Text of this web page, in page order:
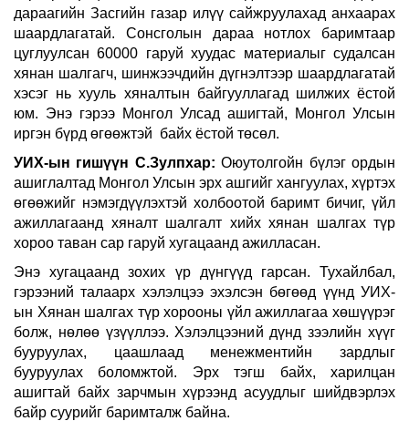
дараагийн Засгийн газар илүү сайжруулахад анхаарах
шаардлагатай. Сонсголын дараа нотлох баримтаар
цуглуулсан 60000 гаруй хуудас материалыг судалсан
хянан шалгагч, шинжээчдийн дүгнэлтээр шаардлагатай
хэсэг нь хууль хяналтын байгууллагад шилжих ёстой
юм. Энэ гэрээ Монгол Улсад ашигтай, Монгол Улсын
иргэн бүрд өгөөжтэй байх ёстой төсөл.
УИХ-ын гишүүн С.Зулпхар:Оюутолгойн бүлэг ордын
ашиглалтад Монгол Улсын эрх ашгийг хангуулах, хүртэх
өгөөжийг нэмэгдүүлэхтэй холбоотой баримт бичиг, үйл
ажиллагаанд хяналт шалгалт хийх хянан шалгах түр
хороо таван сар гаруй хугацаанд ажилласан.
Энэ хугацаанд зохих үр дүнгүүд гарсан. Тухайлбал,
гэрээний талаарх хэлэлцээ эхэлсэн бөгөөд үүнд УИХ-
ын Хянан шалгах түр хорооны үйл ажиллагаа хөшүүрэг
болж, нөлөө үзүүллээ. Хэлэлцээний дүнд зээлийн хүүг
бууруулах, цаашлаад менежментийн зардлыг
бууруулах боломжтой. Эрх тэгш байх, харилцан
ашигтай байх зарчмын хүрээнд асуудлыг шийдвэрлэх
байр суурийг баримталж байна.